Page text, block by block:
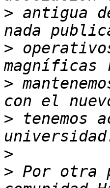
> antigua
>
>
> tenemos
>
> Por otra